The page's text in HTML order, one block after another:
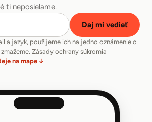
ti neposielame.
Daj mi vedieť
a jazyk, použijeme ich na jedno oznámenie o
Zásady ochrany súkromia
na mape ↓